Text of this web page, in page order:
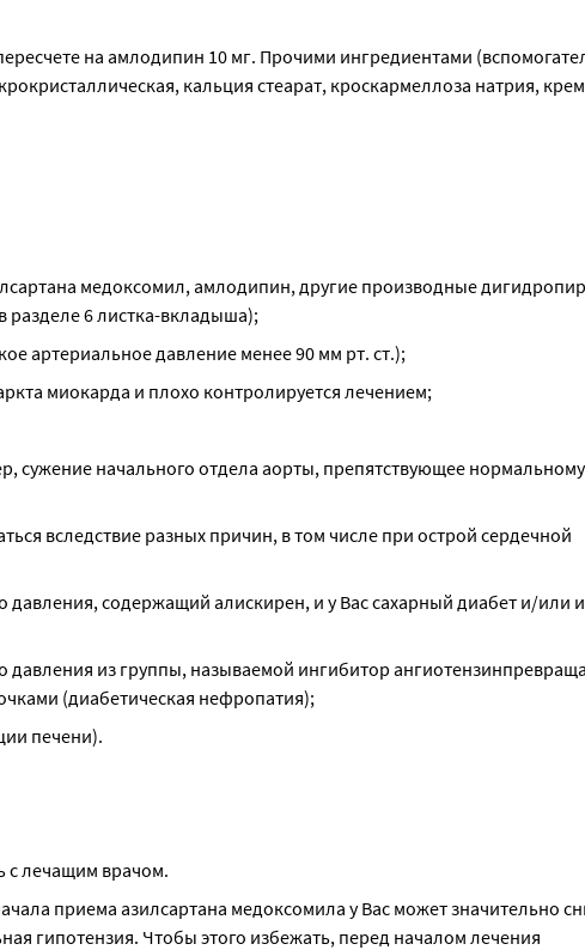
на амлодипин 10 мг. Прочими ингредиентами
кальция стеарат, кроскармеллоза натрия,
медоксомил, амлодипин, другие производные
6 листка-вкладыша);
артериальное давление менее 90 мм рт. ст.);
миокарда и плохо контролируется лечением;
сужение начального отдела аорты, препятствующее
вследствие разных причин, в том числе при острой сердечной
содержащий алискирен, и у Вас сахарный диабет и/или
из группы, называемой ингибитор
(диабетическая нефропатия);
печени).
с лечащим врачом.
приема азилсартана медоксомила у Вас может значительно
гипотензия. Чтобы этого избежать, перед началом лечения